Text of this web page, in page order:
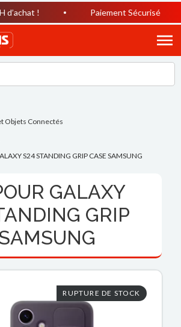
! Paiement Sécurisé
Objets Connectés
S24 STANDING GRIP CASE SAMSUNG
GALAXY
GRIP
RUPTURE DE STOCK